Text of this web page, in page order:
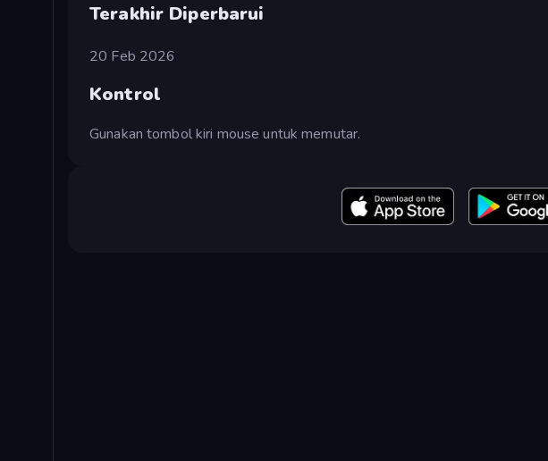
Terakhir Diperbarui
20 Feb 2026
Kontrol
Gunakan tombol kiri mouse untuk memutar.